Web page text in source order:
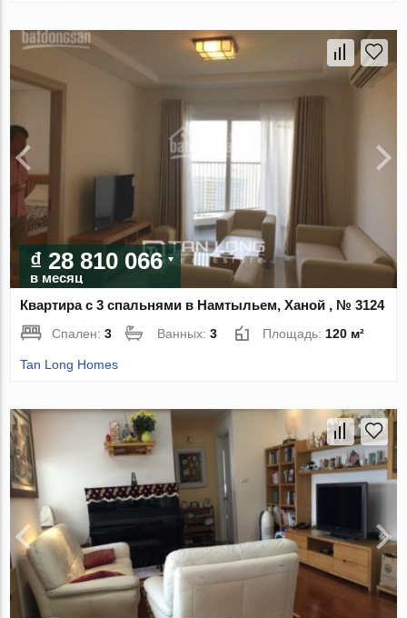
₫ 28 810 066
в месяц
Квартира с 3 спальнями в Намтыльем, Ханой , № 3124
Спален:3 Ванных:3 Площадь: 120 м²
Tan Long Homes